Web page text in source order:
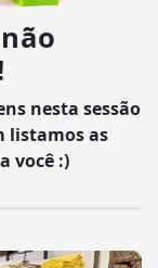
nesta sessão
listamos as
você :)